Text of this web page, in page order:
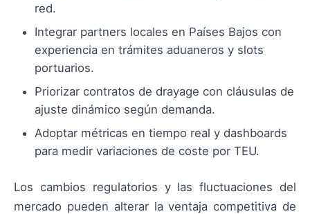
red.
Integrar partners locales en Países Bajos con
experiencia en trámites aduaneros y slots
portuarios.
Priorizar contratos de drayage con cláusulas de
ajuste dinámico según demanda.
Adoptar métricas en tiempo real y dashboards
para medir variaciones de coste por TEU.
Los cambios regulatorios y las fluctuaciones del
mercado pueden alterar la ventaja competitiva de